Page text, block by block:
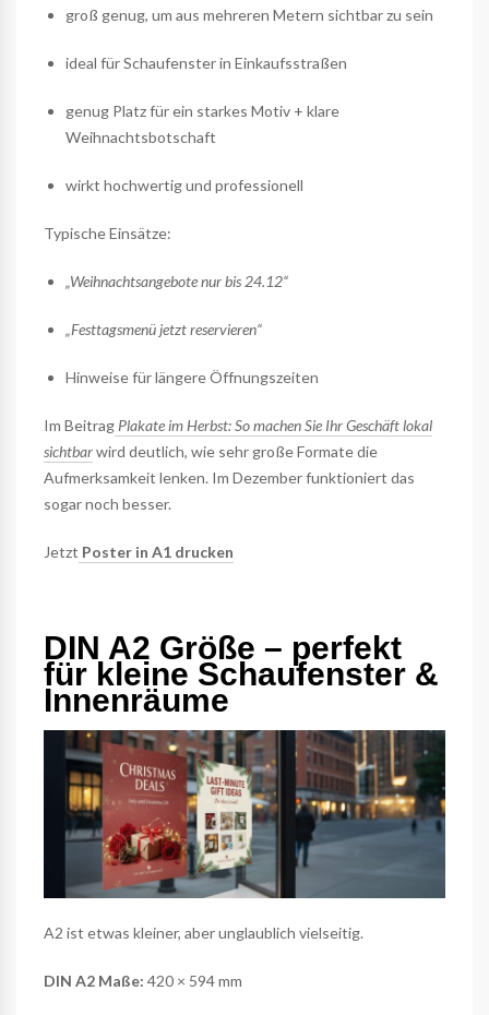
groß genug, um aus mehreren Metern sichtbar zu sein
ideal für Schaufenster in Einkaufsstraßen
genug Platz für ein starkes Motiv + klare
Weihnachtsbotschaft
wirkt hochwertig und professionell
Typische Einsätze:
„Weihnachtsangebote nur bis 24.12“
„Festtagsmenü jetzt reservieren“
Hinweise für längere Öffnungszeiten
Im Beitrag Plakate im Herbst: So machen Sie Ihr Geschäft lokal
sichtbarwird deutlich, wie sehr große Formate die
Aufmerksamkeit lenken. Im Dezember funktioniert das
sogar noch besser.
Jetzt Poster in A1 drucken
DIN A2 Größe – perfekt
für kleine Schaufenster &
Innenräume
A2 ist etwas kleiner, aber unglaublich vielseitig.
DIN A2 Maße: 420 × 594 mm